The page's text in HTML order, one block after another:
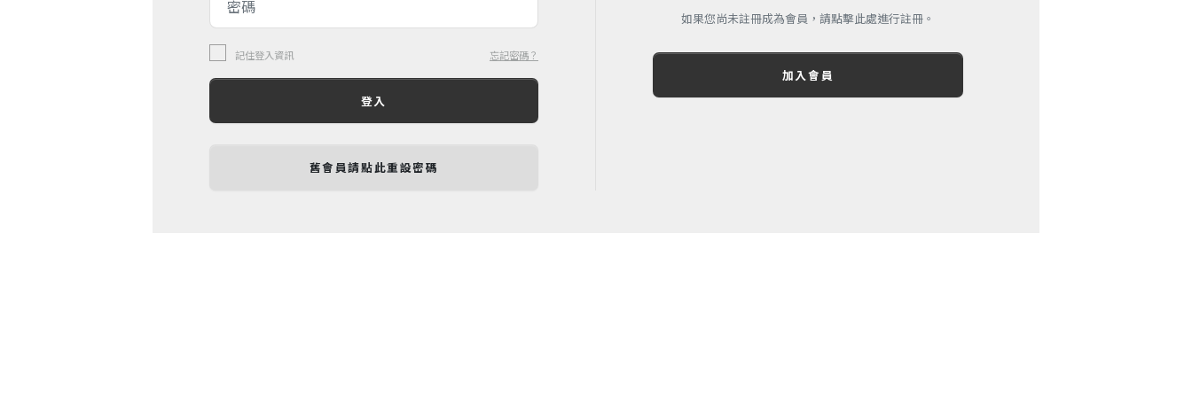
記住登入資訊 忘記密碼？
登入
舊會員請點此重設密碼
如果您尚未註冊成為會員，請點擊此處進行註冊。
加入會員